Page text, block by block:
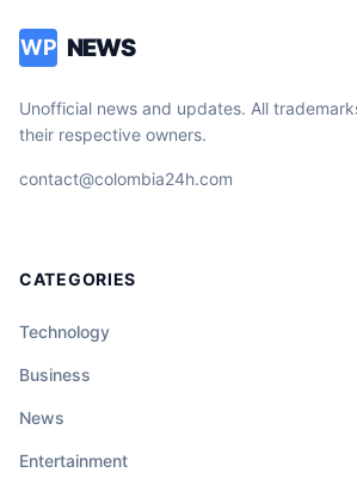
WP NEWS
Unofficial news and updates. All
their respective owners.
contact@colombia24h.com
CATEGORIES
Technology
Business
News
Entertainment